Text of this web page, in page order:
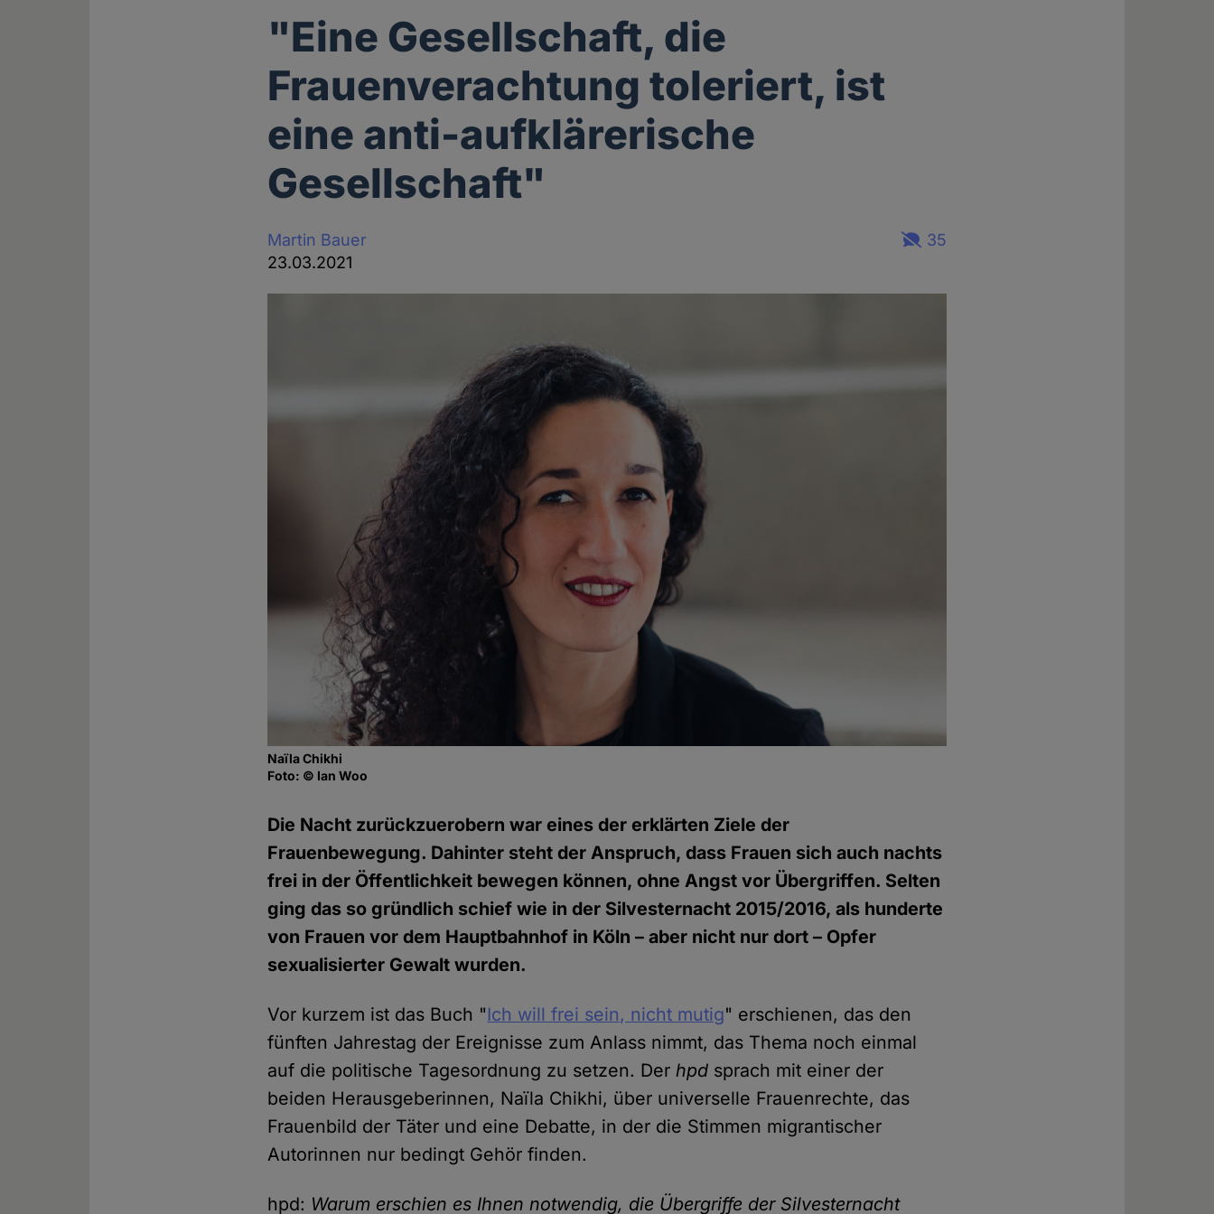
"Eine Gesellschaft, die
Frauenverachtung toleriert, ist
eine anti-aufklärerische
Gesellschaft"
Martin Bauer
23.03.2021
35
Naïla Chikhi
Foto: © Ian Woo
Die Nacht zurückzuerobern war eines der erklärten Ziele der
Frauenbewegung. Dahinter steht der Anspruch, dass Frauen sich auch nachts
frei in der Öffentlichkeit bewegen können, ohne Angst vor Übergriffen. Selten
ging das so gründlich schief wie in der Silvesternacht 2015/2016, als hunderte
von Frauen vor dem Hauptbahnhof in Köln – aber nicht nur dort – Opfer
sexualisierter Gewalt wurden.
Vor kurzem ist das Buch "Ich will frei sein, nicht mutig" erschienen, das den
fünften Jahrestag der Ereignisse zum Anlass nimmt, das Thema noch einmal
auf die politische Tagesordnung zu setzen. Derhpd sprach mit einer der
beiden Herausgeberinnen, Naïla Chikhi, über universelle Frauenrechte, das
Frauenbild der Täter und eine Debatte, in der die Stimmen migrantischer
Autorinnen nur bedingt Gehör finden.
hpd: Warum erschien es Ihnen notwendig, die Übergriffe der Silvesternacht